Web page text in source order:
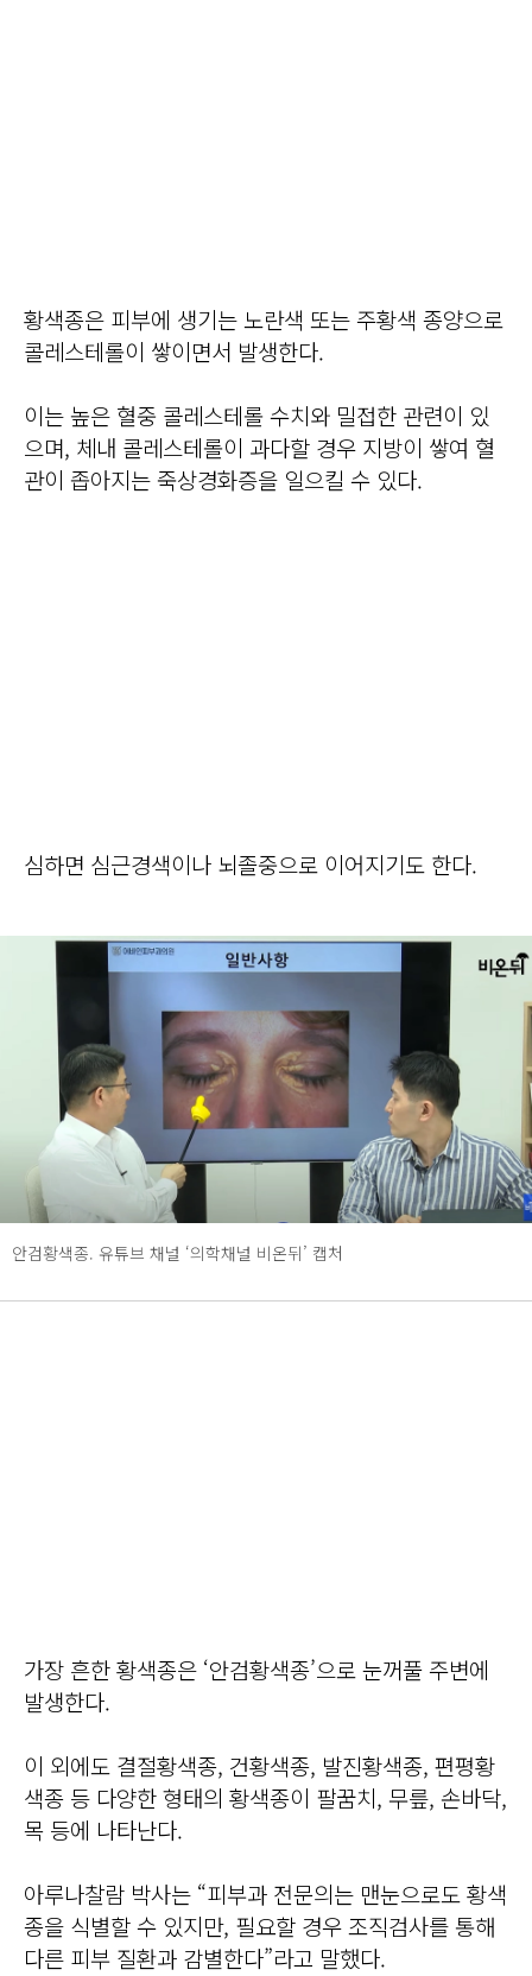
황색종은 피부에 생기는 노란색 또는 주황색 종양으로
콜레스테롤이 쌓이면서 발생한다.
이는 높은 혈중 콜레스테롤 수치와 밀접한 관련이 있
으며, 체내 콜레스테롤이 과다할 경우 지방이 쌓여 혈
관이 좁아지는 죽상경화증을 일으킬 수 있다.
심하면 심근경색이나 뇌졸중으로 이어지기도 한다.
안검황색종. 유튜브 채널 ‘의학채널 비온뒤’ 캡처
가장 흔한 황색종은 ‘안검황색종’으로 눈꺼풀 주변에
발생한다.
이 외에도 결절황색종, 건황색종, 발진황색종, 편평황
색종 등 다양한 형태의 황색종이 팔꿈치, 무릎, 손바닥,
목 등에 나타난다.
아루나찰람 박사는 “피부과 전문의는 맨눈으로도 황색
종을 식별할 수 있지만, 필요할 경우 조직검사를 통해
다른 피부 질환과 감별한다”라고 말했다.